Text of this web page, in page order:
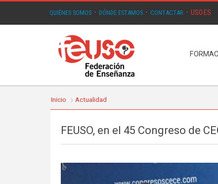
QUIÉNES SOMOS · DÓNDE ESTAMOS · CONTACTAR · USO.ES
Inicio Actualidad
FEUSO, en el 45 Congreso de